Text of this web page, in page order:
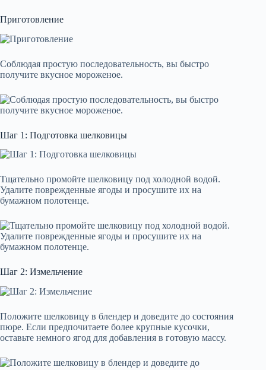
Приготовление
Соблюдая простую последовательность, вы быстро
получите вкусное мороженое.
Шаг 1: Подготовка шелковицы
Тщательно промойте шелковицу под холодной водой.
Удалите поврежденные ягоды и просушите их на
бумажном полотенце.
Шаг 2: Измельчение
Положите шелковицу в блендер и доведите до состояния
пюре. Если предпочитаете более крупные кусочки,
оставьте немного ягод для добавления в готовую массу.